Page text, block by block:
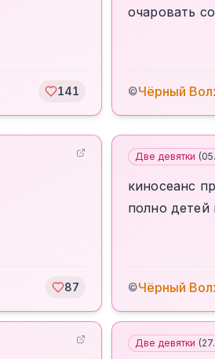
141
очаровать
©Чёрный
87
Две девятки (
киносеанс
полно детей
©Чёрный
Две девятки (